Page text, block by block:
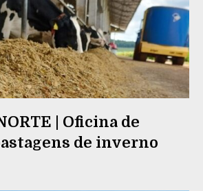
| Oficina de
de inverno